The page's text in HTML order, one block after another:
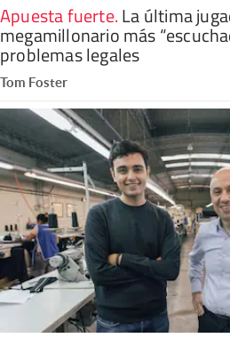
Apuesta fuerte.La última
megamillonario más
problemas legales
Tom Foster